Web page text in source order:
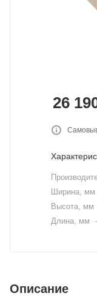
26
Ширина, мм
Высота, мм
Длина, мм
Описание